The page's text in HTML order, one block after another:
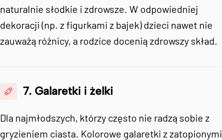
naturalnie słodkie i zdrowsze. W odpowiedniej
dekoracji (np. z figurkami z bajek) dzieci nawet nie
zauważą różnicy, a rodzice docenią zdrowszy skład.
7. Galaretki i żelki
Dla najmłodszych, którzy często nie radzą sobie z
gryzieniem ciasta. Kolorowe galaretki z zatopionymi